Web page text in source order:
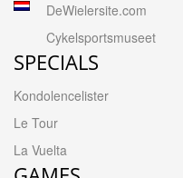
DeWielersite.com
Cykelsportsmuseet
SPECIALS
Kondolencelister
Le Tour
La Vuelta